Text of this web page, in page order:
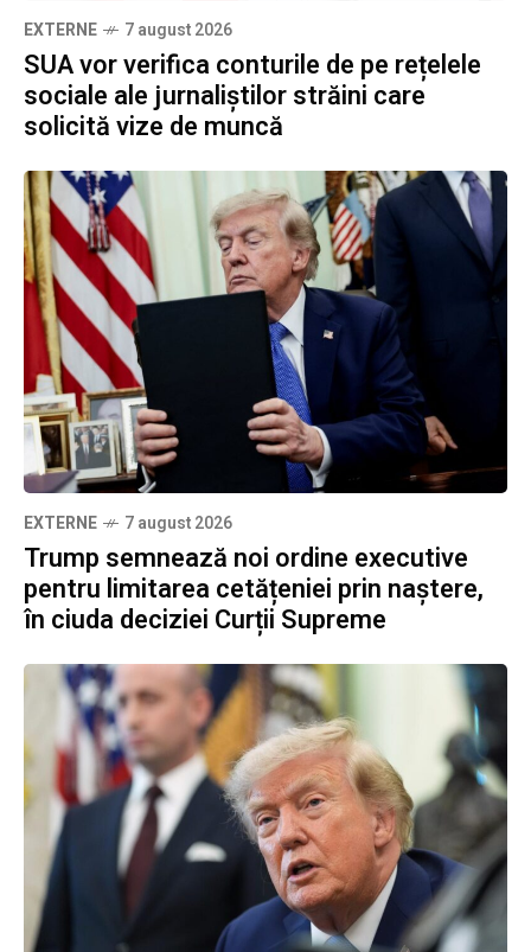
EXTERNE 7 august 2026
SUA vor verifica conturile de pe rețelele
sociale ale jurnaliștilor străini care
solicită vize de muncă
EXTERNE 7 august 2026
Trump semnează noi ordine executive
pentru limitarea cetățeniei prin naștere,
în ciuda deciziei Curții Supreme